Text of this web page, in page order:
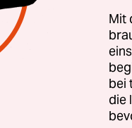
Anzeichen
hat in
in ganz 2022.
einer Ligapleite
Mit
bei
die